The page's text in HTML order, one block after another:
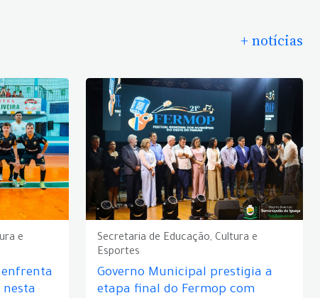
+ notícias
e
Secretaria de Educação, Cultura e
Esportes
Governo Municipal prestigia a
etapa final do Fermop com